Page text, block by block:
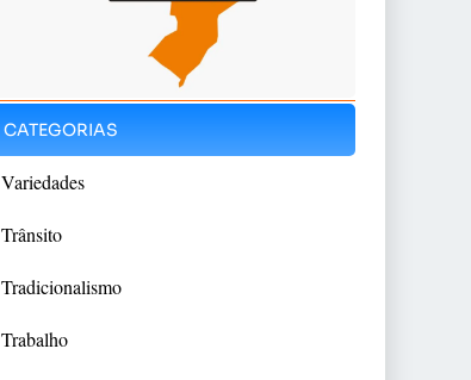
CATEGORIAS
Variedades
Trânsito
Tradicionalismo
Trabalho